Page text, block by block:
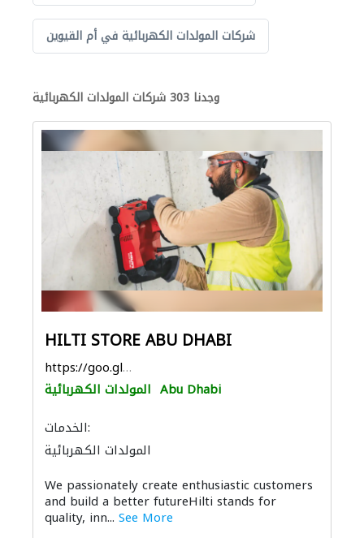
شركات المولدات الكهربائية في أم القيوين
وجدنا 303 شركات المولدات الكهربائية
HILTI STORE ABU DHABI
https://goo.gl/maps/tLaWyEG2BfRfRzzU8
المولدات الكهربائية Abu Dhabi
الخدمات:
المولدات الكهربائية
We passionately create enthusiastic customers
and build a better futureHilti stands for
quality, inn... See More